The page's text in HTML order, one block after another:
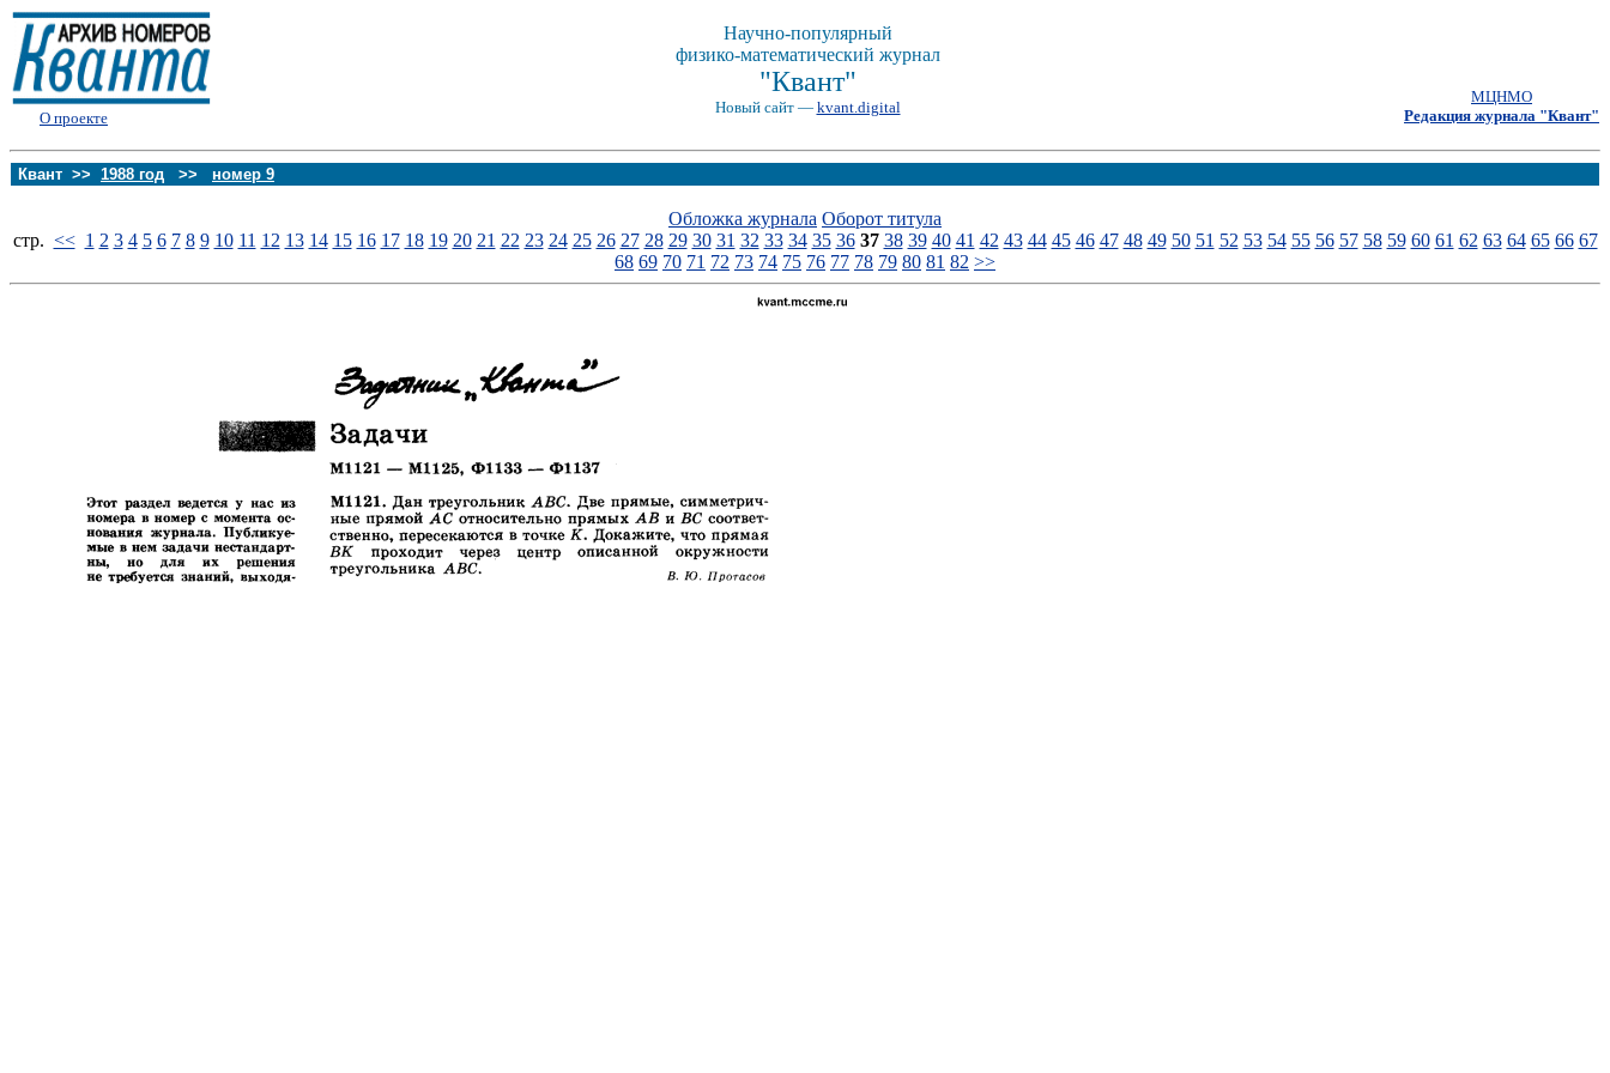
О проекте
Научно-популярный
физико-математический журнал
"Квант"
Новый сайт — kvant.digital
МЦНМО
Редакция журнала "Квант"
Квант >> 1988 год >> номер 9
Обложка журнала Оборот титула
стp. << 1 2 3 4 5 6 7 8 9 10 11 12 13 14 15 16 17 18 19 20 21 22 23 24 25 26 27 28 29 30 31 32 33 34 35 36 37 38 39 40 41 42 43 44 45 46 47 48 49 50 51 52 53 54 55 56 57 58 59 60 61 62 63 64 65 66 67
68 69 70 71 72 73 74 75 76 77 78 79 80 81 82 >>